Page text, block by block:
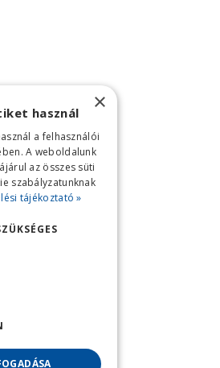
×
használ
a felhasználói
A weboldalunk
az összes süti
szabályzatunknak
tájékoztató »